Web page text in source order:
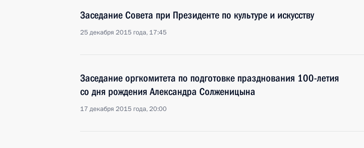
Заседание Совета при Президенте по культуре и искусству
25 декабря 2015 года, 17:45
Заседание оргкомитета по подготовке празднования 100-летия
со дня рождения Александра Солженицына
17 декабря 2015 года, 20:00